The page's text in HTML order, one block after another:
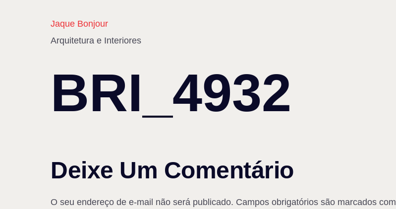
Jaque Bonjour
Arquitetura e Interiores
BRI_4932
Deixe Um Comentário
O seu endereço de e-mail não será publicado. Campos obrigatórios são marcados com